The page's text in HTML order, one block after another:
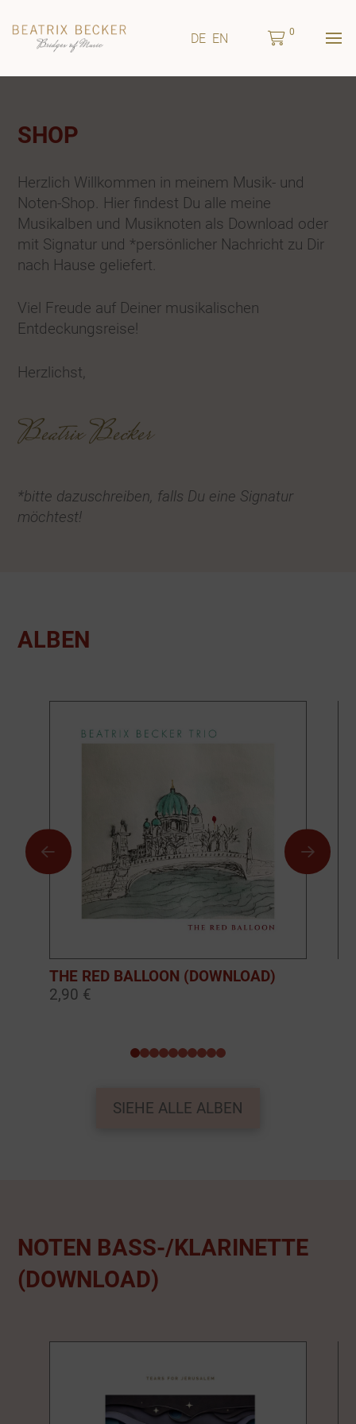
DE EN 0
SHOP
Herzlich Willkommen in meinem Musik- und
Noten-Shop. Hier findest Du alle meine
Musikalben und Musiknoten als Download oder
mit Signatur und *persönlicher Nachricht zu Dir
nach Hause geliefert.
Viel Freude auf Deiner musikalischen
Entdeckungsreise!
Herzlichst,
Beatrix Becker
*bitte dazuschreiben, falls Du eine Signatur
möchtest!
ALBEN
THE RED BALLOON (DOWNLOAD)
2,90 €
0123456789
SIEHE ALLE ALBEN
NOTEN BASS-/KLARINETTE
(DOWNLOAD)